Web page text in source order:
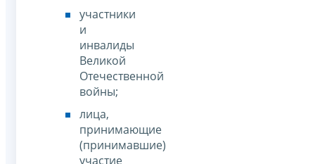
участники
и
инвалиды
Великой
Отечественной
войны;
лица,
принимающие
(принимавшие)
участие